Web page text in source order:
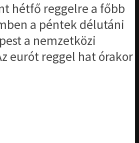
hétfő reggelre a főbb
a péntek délutáni
a nemzetközi
eurót reggel hat órakor